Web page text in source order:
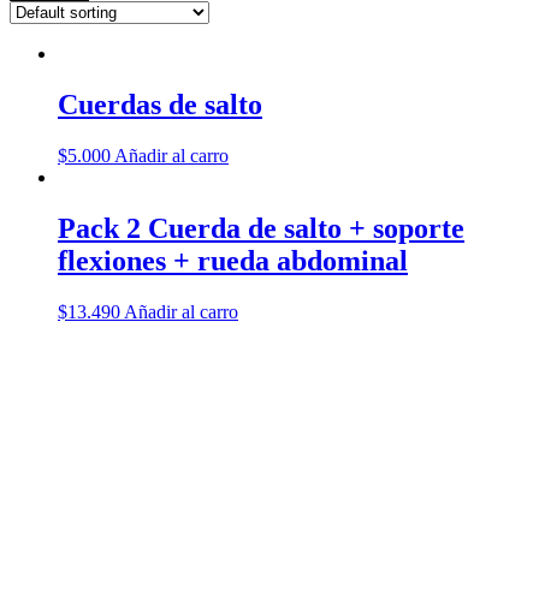
Cuerdas de salto
$5.000 Añadir al carro
Pack 2 Cuerda de salto + soporte
flexiones + rueda abdominal
$13.490 Añadir al carro